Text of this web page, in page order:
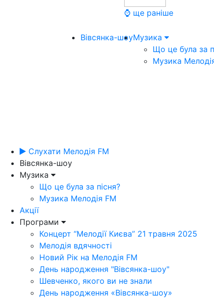
⌚ ще раніше
Вівсянка-шоуМузика
Що це була за
Музика
Слухати Мелодія FM
Вівсянка-шоу
Музика
Що це була за пісня?
Музика Мелодія FM
Акції
Програми
Концерт “Мелодії Києва” 21 травня 2025
Мелодія вдячності
Новий Рік на Мелодія FM
День народження "Вівсянка-шоу"
Шевченко, якого ви не знали
День народження «Вівсянка-шоу»